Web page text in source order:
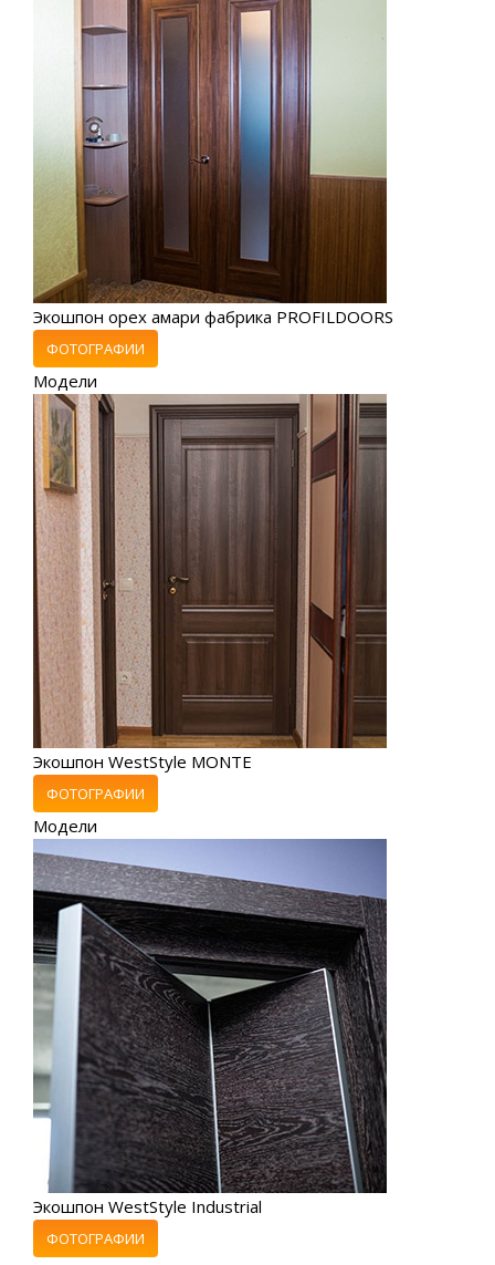
Экошпон орех амари фабрика PROFILDOORS
ФОТОГРАФИИ
Модели
Экошпон WestStyle MONTE
ФОТОГРАФИИ
Модели
Экошпон WestStyle Industrial
ФОТОГРАФИИ